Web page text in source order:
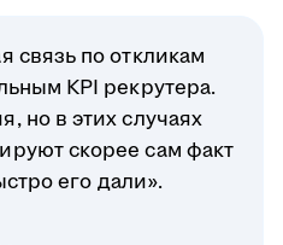
связь по откликам
KPI рекрутера.
но в этих случаях
скорее сам факт
его дали».